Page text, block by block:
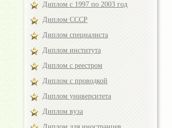
Диплом с 1997 по 2003 год
Диплом СССР
Диплом специалиста
Диплом института
Диплом с реестром
Диплом с проводкой
Диплом университета
Диплом вуза